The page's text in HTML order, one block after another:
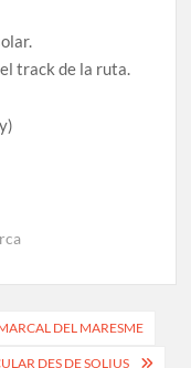
track de la ruta.
DEL MARESME
DES DE SOLIUS